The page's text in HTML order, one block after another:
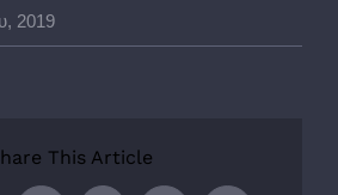
2019
This Article